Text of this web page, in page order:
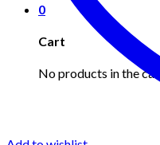
0
Cart
No products in the cart.